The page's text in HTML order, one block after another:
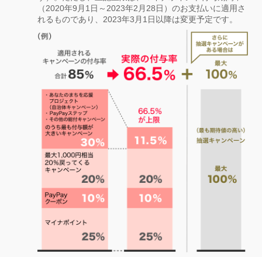
（2020年9月1日～2023年2月28日）のお支払いに適用さ
れるものであり、2023年3月1日以降は変更予定です。